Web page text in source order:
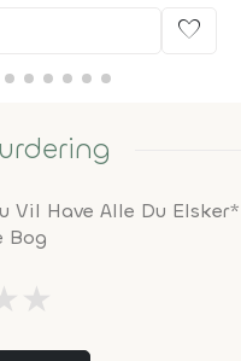
favorite
Vil Have Alle Du Elsker*
Bog
★